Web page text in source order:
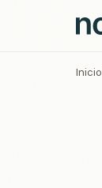
Inicio